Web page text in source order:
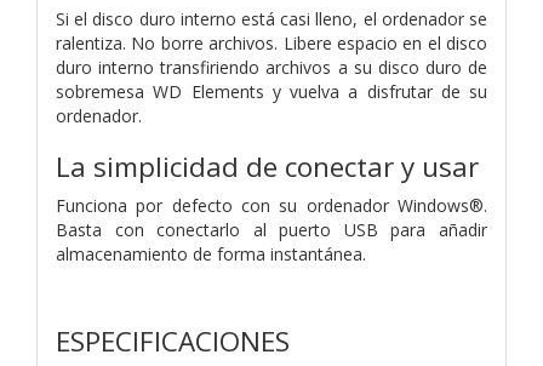
Si el disco duro interno está casi lleno, el ordenador se
ralentiza. No borre archivos. Libere espacio en el disco
duro interno transfiriendo archivos a su disco duro de
sobremesa WD Elements y vuelva a disfrutar de su
ordenador.
La simplicidad de conectar y usar
Funciona por defecto con su ordenador Windows®.
Basta con conectarlo al puerto USB para añadir
almacenamiento de forma instantánea.
ESPECIFICACIONES